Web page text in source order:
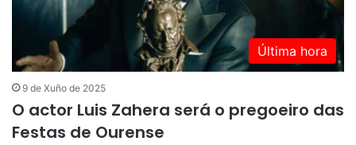
Última hora
9 de Xuño de 2025
O actor Luis Zahera será o pregoeiro das
Festas de Ourense